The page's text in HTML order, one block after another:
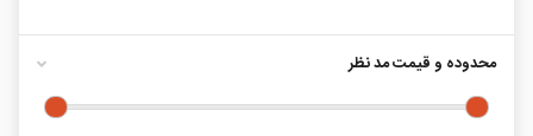
محدوده و قیمت مد نظر